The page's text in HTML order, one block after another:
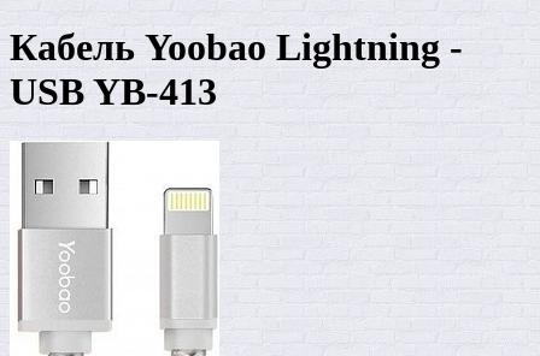
Кабель Yoobao Lightning -
USB YB-413